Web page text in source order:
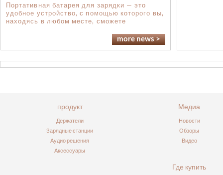
Портативная батарея для зарядки — это
удобное устройство, с помощью которого вы,
находясь в любом месте, сможете
или иной другой USB совместимый гаджет.
Эти батареи удобны, надежны и
предназначены для многоразового
использования.
more news >
продукт
Держатели
Зарядные станции
Аудио решения
Аксессуары
Медиа
Новости
Обзоры
Видео
Где купить